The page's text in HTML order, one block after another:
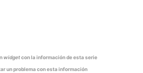
widgetcon la información de esta serie
un problema con esta información